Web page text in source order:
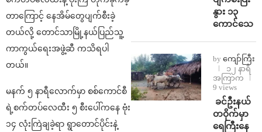
တာကြောင့် နေအိမ်တွေပျက်စီးခဲ့
တယ်လို့ တောင်သာမြို့နယ်ပြည်သူ့
ကာကွယ်ရေးအဖွဲ့ဆီ ကသိရပါ
တယ်။
မနက် ၅ နာရီလောက်မှာ စစ်ကောင်စီ
ရဲ့စက်တပ်လေထီး ၅ စီးပေါ်ကနေ ဗုံး
၁၄ လုံးကြဲချခဲ့ရာ ရွာတောင်ပိုင်းနဲ့
နွား ၁၃
ကောင်သေ
by ကျော်ကြီး
၁၂ နာရီ
အကြာက
9 views
⁩ ⁨ခင်ဦးနယ်
တဝိုက်မှာ
ရေကြီးနေ